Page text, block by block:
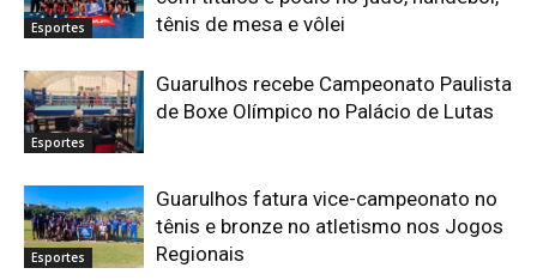
Esportes
tênis de mesa e vôlei
Esportes
Guarulhos recebe Campeonato Paulista
de Boxe Olímpico no Palácio de Lutas
Esportes
Guarulhos fatura vice-campeonato no
tênis e bronze no atletismo nos Jogos
Regionais